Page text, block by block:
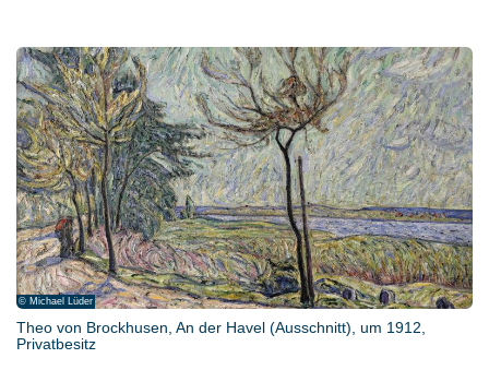
© Michael Lüder
Theo von Brockhusen, An der Havel (Ausschnitt), um 1912,
Privatbesitz